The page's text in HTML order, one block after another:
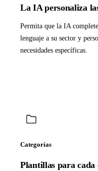
La IA personaliza
Permita que la IA
lenguaje a su sector y
necesidades específicas.
Categorías
Plantillas para cada